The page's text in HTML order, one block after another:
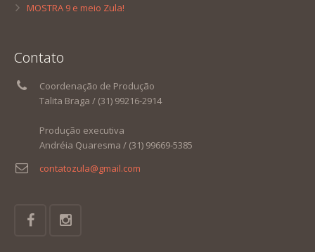
MOSTRA 9 e meio Zula!
Contato
Coordenação de Produção
Talita Braga / (31) 99216-2914
Produção executiva
Andréia Quaresma / (31) 99669-5385
contatozula@gmail.com